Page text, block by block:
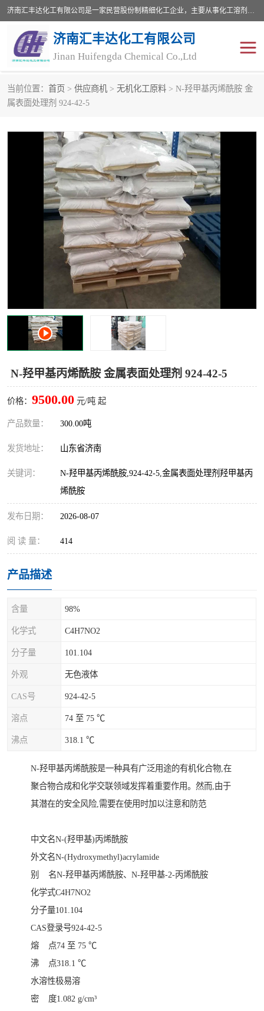
济南汇丰达化工有限公司是一家民营股份制精细化工企业，主要从事化工溶剂、药用辅料、合成中间体等深加工产品的研制开发、生产、销售和进出口贸易。主营产品：环氧丙烷，十二烷基苯，甲基磺酸，磺酸，DMF，DMAC，甘油，苯甲醇，乙酰氯，甲基丙烯酸，甲基丙烯酸甲酯，叔丁醇，异辛酸，二乙烯三胺，一乙，二乙‎，三乙醇胺，原乙酸三甲酯等化工产品及中间体。欢迎各界朋友洽谈咨询业务。
济南汇丰达化工有限公司
Jinan Huifengda Chemical Co.,Ltd
当前位置： 首页 > 供应商机 > 无机化工原料 > N-羟甲基丙烯酰胺 金
属表面处理剂 924-42-5
N-羟甲基丙烯酰胺 金属表面处理剂 924-42-5
价格： 9500.00 元/吨 起
产品数量： 300.00吨
发货地址： 山东省济南
关键词：
N-羟甲基丙烯酰胺,924-42-5,金属表面处理剂羟甲基丙
烯酰胺
发布日期： 2026-08-07
阅 读 量： 414
产品描述
含量 98%
化学式 C4H7NO2
分子量 101.104
外观 无色液体
CAS号 924-42-5
溶点 74 至 75 ℃
沸点 318.1 ℃
N-羟甲基丙烯酰胺是一种具有广泛用途的有机化合物,在
聚合物合成和化学交联领域发挥着重要作用。然而,由于
其潜在的安全风险,需要在使用时加以注意和防范
中文名N-(羟甲基)丙烯酰胺
外文名N-(Hydroxymethyl)acrylamide
别 名N-羟甲基丙烯酰胺、N-羟甲基-2-丙烯酰胺
化学式C4H7NO2
分子量101.104
CAS登录号924-42-5
熔 点74 至 75 ℃
沸 点318.1 ℃
水溶性极易溶
密 度1.082 g/cm³
胺类
醇类 醚类
酚类
羧酸衍生物 无机化工原料
无机盐 有机溶剂
添加剂助剂 十二烷基苯
十二烷基苯磺酸 甲醇钠
丙二醇甲醚醋酸酯 丙酸乙酯
醛类
酯类
烷烃化工原料 合成中间体
水处理助剂